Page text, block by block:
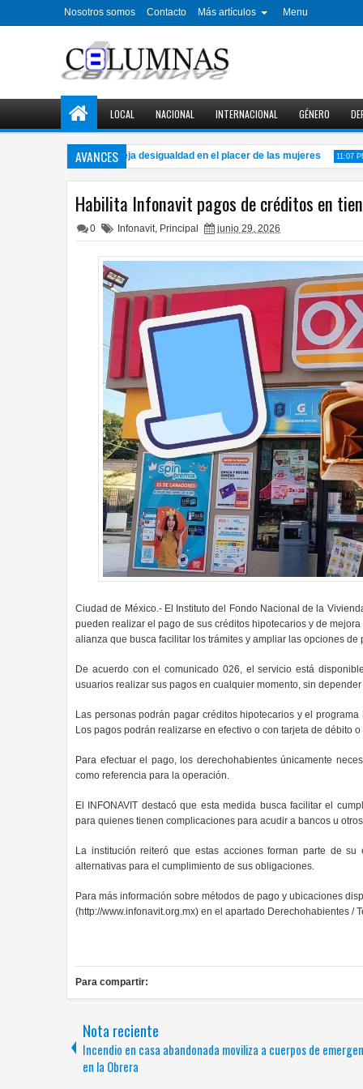
Nosotros somos Contacto Más artículos Menu
LOCAL NACIONAL INTERNACIONAL GÉNERO
AVANCES
del orgasmo refleja desigualdad en el placer de las mujeres 11:07 PM
Habilita Infonavit pagos de créditos en
0 Infonavit, Principal junio 29, 2026
Ciudad de México.- El Instituto del Fondo Nacional de la
pueden realizar el pago de sus créditos hipotecarios y de
alianza que busca facilitar los trámites y ampliar las opciones de
De acuerdo con el comunicado 026, el servicio está
usuarios realizar sus pagos en cualquier momento, sin
Las personas podrán pagar créditos hipotecarios y el
Los pagos podrán realizarse en efectivo o con tarjeta de débito
Para efectuar el pago, los derechohabientes únicamente
como referencia para la operación.
El INFONAVIT destacó que esta medida busca facilitar el
para quienes tienen complicaciones para acudir a bancos u
La institución reiteró que estas acciones forman parte de
alternativas para el cumplimiento de sus obligaciones.
Para más información sobre métodos de pago y ubicaciones
(http://www.infonavit.org.mx) en el apartado Derechohabientes /
Para compartir:
Nota reciente
Incendio en casa abandonada moviliza a cuerpos de
en la Obrera